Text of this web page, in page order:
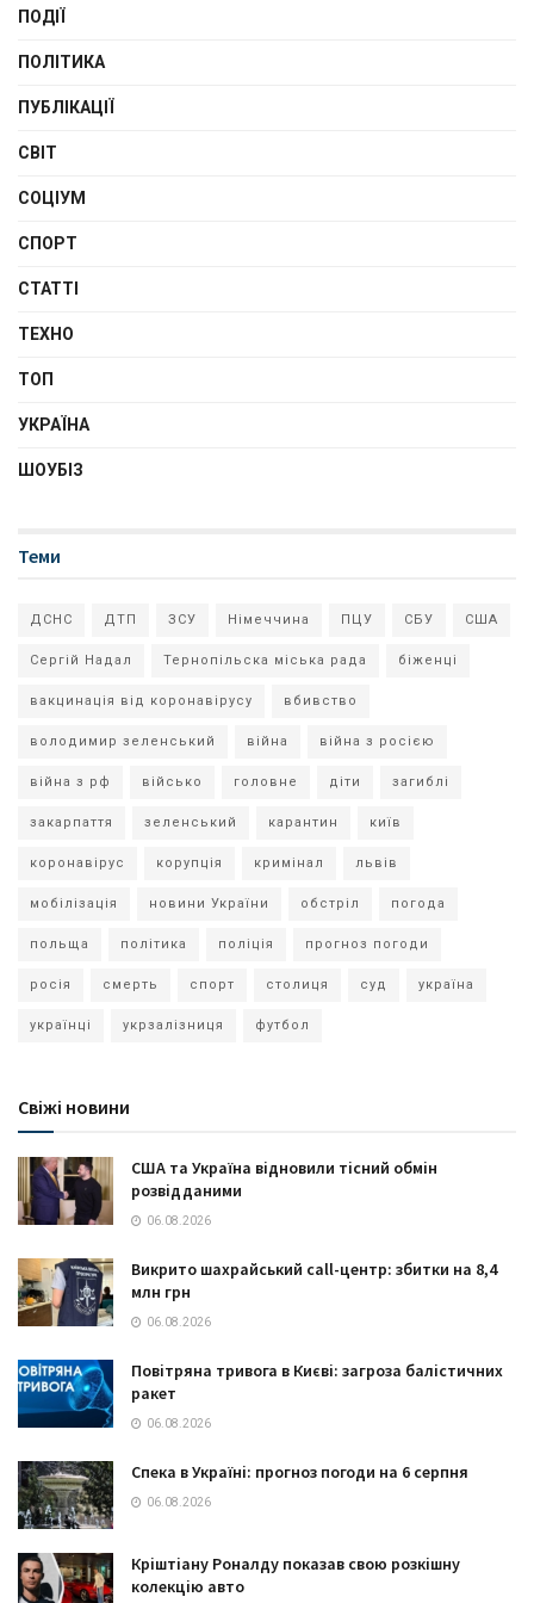
ПОДІЇ
ПОЛІТИКА
ПУБЛІКАЦІЇ
СВІТ
СОЦІУМ
СПОРТ
СТАТТІ
ТЕХНО
ТОП
УКРАЇНА
ШОУБІЗ
Теми
ДСНС ДТП ЗСУ Німеччина ПЦУ СБУ США
Сергій Надал Тернопільска міська рада біженці
вакцинація від коронавірусу вбивство
володимир зеленський війна війна з росією
війна з рф військо головне діти загиблі
закарпаття зеленський карантин київ
коронавірус корупція кримінал львів
мобілізація новини України обстріл погода
польща політика поліція прогноз погоди
росія смерть спорт столиця суд україна
українці укрзалізниця футбол
Свіжі новини
США та Україна відновили тісний обмін
розвідданими
06.08.2026
Викрито шахрайський call-центр: збитки на 8,4
млн грн
06.08.2026
Повітряна тривога в Києві: загроза балістичних
ракет
06.08.2026
Спека в Україні: прогноз погоди на 6 серпня
06.08.2026
Кріштіану Роналду показав свою розкішну
колекцію авто